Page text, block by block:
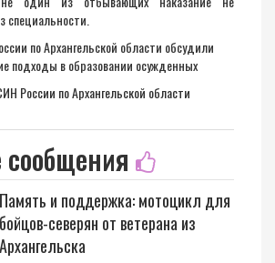
специальности.
России по Архангельской области
Память и поддержка: мотоцикл для
бойцов-северян от ветерана из
Архангельска